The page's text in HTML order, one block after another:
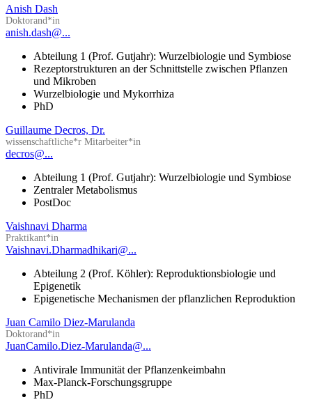
Anish Dash
Doktorand*in
anish.dash@...
Abteilung 1 (Prof. Gutjahr): Wurzelbiologie und Symbiose
Rezeptorstrukturen an der Schnittstelle zwischen Pflanzen
und Mikroben
Wurzelbiologie und Mykorrhiza
PhD
Guillaume Decros, Dr.
wissenschaftliche*r Mitarbeiter*in
decros@...
Abteilung 1 (Prof. Gutjahr): Wurzelbiologie und Symbiose
Zentraler Metabolismus
PostDoc
Vaishnavi Dharma
Praktikant*in
Vaishnavi.Dharmadhikari@...
Abteilung 2 (Prof. Köhler): Reproduktionsbiologie und
Epigenetik
Epigenetische Mechanismen der pflanzlichen Reproduktion
Juan Camilo Diez-Marulanda
Doktorand*in
JuanCamilo.Diez-Marulanda@...
Antivirale Immunität der Pflanzenkeimbahn
Max-Planck-Forschungsgruppe
PhD